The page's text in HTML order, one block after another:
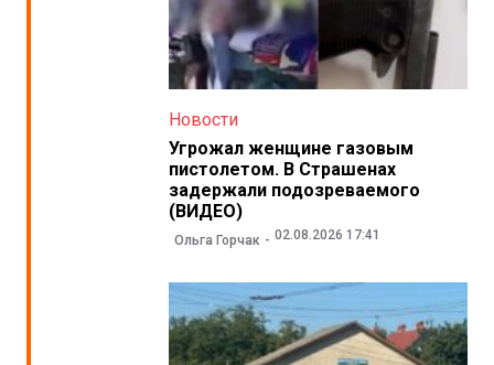
Новости
Угрожал женщине газовым
пистолетом. В Страшенах
задержали подозреваемого
(ВИДЕО)
Ольга Горчак 02.08.2026 17:41